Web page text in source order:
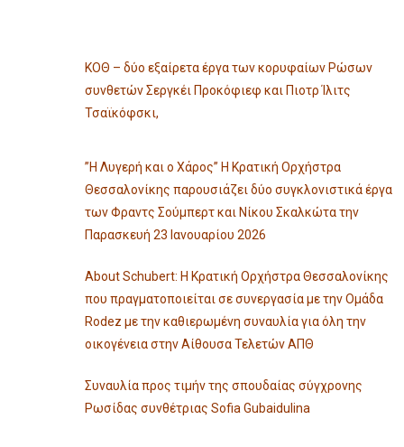
ΚΟΘ – δύο εξαίρετα έργα των κορυφαίων Ρώσων
συνθετών Σεργκέι Προκόφιεφ και Πιοτρ Ίλιτς
Τσαϊκόφσκι,
”Η Λυγερή και ο Χάρος” Η Κρατική Ορχήστρα
Θεσσαλονίκης παρουσιάζει δύο συγκλονιστικά έργα
των Φραντς Σούμπερτ και Νίκου Σκαλκώτα την
Παρασκευή 23 Ιανουαρίου 2026
About Schubert: Η Κρατική Ορχήστρα Θεσσαλονίκης
που πραγματοποιείται σε συνεργασία με την Ομάδα
Rodez με την καθιερωμένη συναυλία για όλη την
οικογένεια στην Αίθουσα Τελετών ΑΠΘ
Συναυλία προς τιμήν της σπουδαίας σύγχρονης
Ρωσίδας συνθέτριας Sofia Gubaidulina